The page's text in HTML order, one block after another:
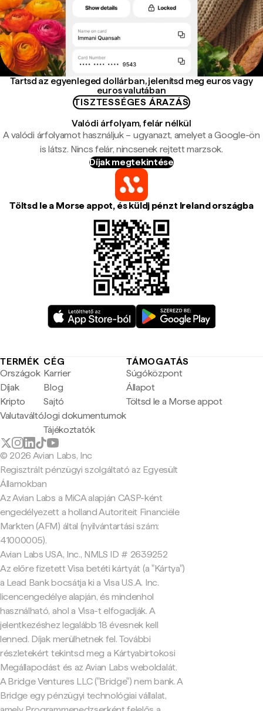
Tartsd az egyenleged dollárban, jelenítsd meg euros vagy
euros valutában
TISZTESSÉGES ÁRAZÁS
Valódi árfolyam, felár nélkül
A valódi árfolyamot használjuk – ugyanazt, amelyet a Google-ön
is látsz. Nincs felár, nincsenek rejtett marzsok.
Díjak megtekintése
Töltsd le a Morse appot, és küldj pénzt Ireland országba
TERMÉK
Országok
Díjak
Kripto
Valutaváltó
CÉG
Karrier
Blog
Sajtó
Jogi dokumentumok
Tájékoztatók
TÁMOGATÁS
Súgóközpont
Állapot
Töltsd le a Morse appot
© 2026 Avian Labs, Inc
Regisztrált pénzügyi szolgáltató az Egyesült
Államokban
Az Avian Labs a MiCA alapján CASP-ként
engedélyezett a holland Autoriteit Financiële
Markten (AFM) által (nyilvántartási szám:
41000005).
Avian Labs USA, Inc., NMLS ID # 2639252
Az előre fizetett Visa betéti kártyát (a "Kártya")
a Lead Bank bocsátja ki a Visa U.S.A. Inc.
licencengedélye alapján, és mindenhol
használható, ahol a Visa-t elfogadják. A
jelentkezéshez legalább 18 évesnek kell
lenned. Díjak merülhetnek fel. További
részletekért tekintsd meg a Kártyabirtokosi
Megállapodást és az Avian Labs weboldalát.
A Bridge Ventures LLC ("Bridge") nem bank. A
Bridge egy pénzügyi technológiai vállalat,